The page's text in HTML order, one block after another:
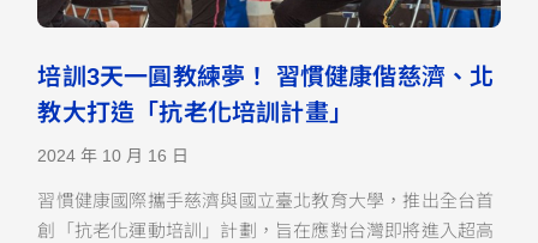
培訓3天一圓教練夢！ 習慣健康偕慈濟、北
教大打造「抗老化培訓計畫」
2024 年 10 月 16 日
習慣健康國際攜手慈濟與國立臺北教育大學，推出全台首
創「抗老化運動培訓」計劃，旨在應對台灣即將進入超高